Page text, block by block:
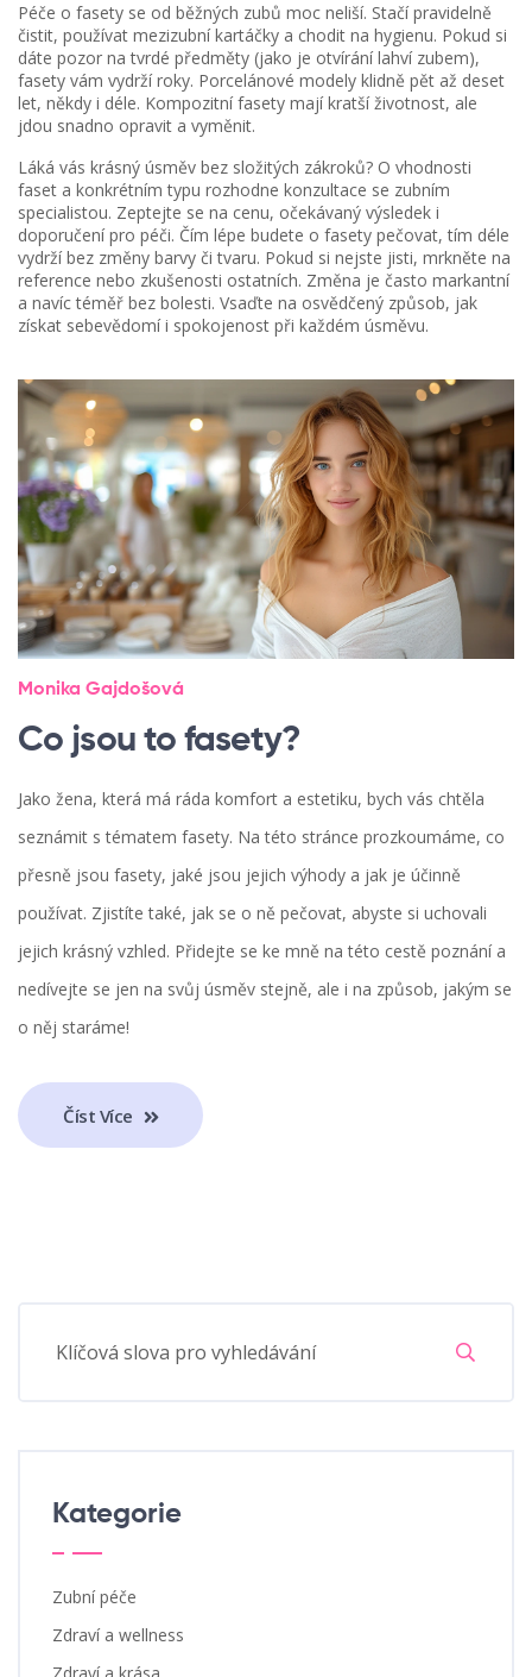
Péče o fasety se od běžných zubů moc neliší. Stačí pravidelně
čistit, používat mezizubní kartáčky a chodit na hygienu. Pokud si
dáte pozor na tvrdé předměty (jako je otvírání lahví zubem),
fasety vám vydrží roky. Porcelánové modely klidně pět až deset
let, někdy i déle. Kompozitní fasety mají kratší životnost, ale
jdou snadno opravit a vyměnit.
Láká vás krásný úsměv bez složitých zákroků? O vhodnosti
faset a konkrétním typu rozhodne konzultace se zubním
specialistou. Zeptejte se na cenu, očekávaný výsledek i
doporučení pro péči. Čím lépe budete o fasety pečovat, tím déle
vydrží bez změny barvy či tvaru. Pokud si nejste jisti, mrkněte na
reference nebo zkušenosti ostatních. Změna je často markantní
a navíc téměř bez bolesti. Vsaďte na osvědčený způsob, jak
získat sebevědomí i spokojenost při každém úsměvu.
Monika Gajdošová
Co jsou to fasety?
Jako žena, která má ráda komfort a estetiku, bych vás chtěla
seznámit s tématem fasety. Na této stránce prozkoumáme, co
přesně jsou fasety, jaké jsou jejich výhody a jak je účinně
používat. Zjistíte také, jak se o ně pečovat, abyste si uchovali
jejich krásný vzhled. Přidejte se ke mně na této cestě poznání a
nedívejte se jen na svůj úsměv stejně, ale i na způsob, jakým se
o něj staráme!
Číst Více
Kategorie
Zubní péče
Zdraví a wellness